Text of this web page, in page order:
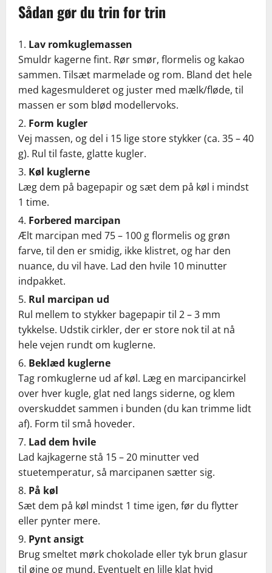
Sådan gør du trin for trin
Lav romkuglemassen
Smuldr kagerne fint. Rør smør, flormelis og kakao
sammen. Tilsæt marmelade og rom. Bland det hele
med kagesmulderet og juster med mælk/fløde, til
massen er som blød modellervoks.
Form kugler
Vej massen, og del i 15 lige store stykker (ca. 35 – 40
g). Rul til faste, glatte kugler.
Køl kuglerne
Læg dem på bagepapir og sæt dem på køl i mindst
1 time.
Forbered marcipan
Ælt marcipan med 75 – 100 g flormelis og grøn
farve, til den er smidig, ikke klistret, og har den
nuance, du vil have. Lad den hvile 10 minutter
indpakket.
Rul marcipan ud
Rul mellem to stykker bagepapir til 2 – 3 mm
tykkelse. Udstik cirkler, der er store nok til at nå
hele vejen rundt om kuglerne.
Beklæd kuglerne
Tag romkuglerne ud af køl. Læg en marcipancirkel
over hver kugle, glat ned langs siderne, og klem
overskuddet sammen i bunden (du kan trimme lidt
af). Form til små hoveder.
Lad dem hvile
Lad kajkagerne stå 15 – 20 minutter ved
stuetemperatur, så marcipanen sætter sig.
På køl
Sæt dem på køl mindst 1 time igen, før du flytter
eller pynter mere.
Pynt ansigt
Brug smeltet mørk chokolade eller tyk brun glasur
til øjne og mund. Eventuelt en lille klat hvid